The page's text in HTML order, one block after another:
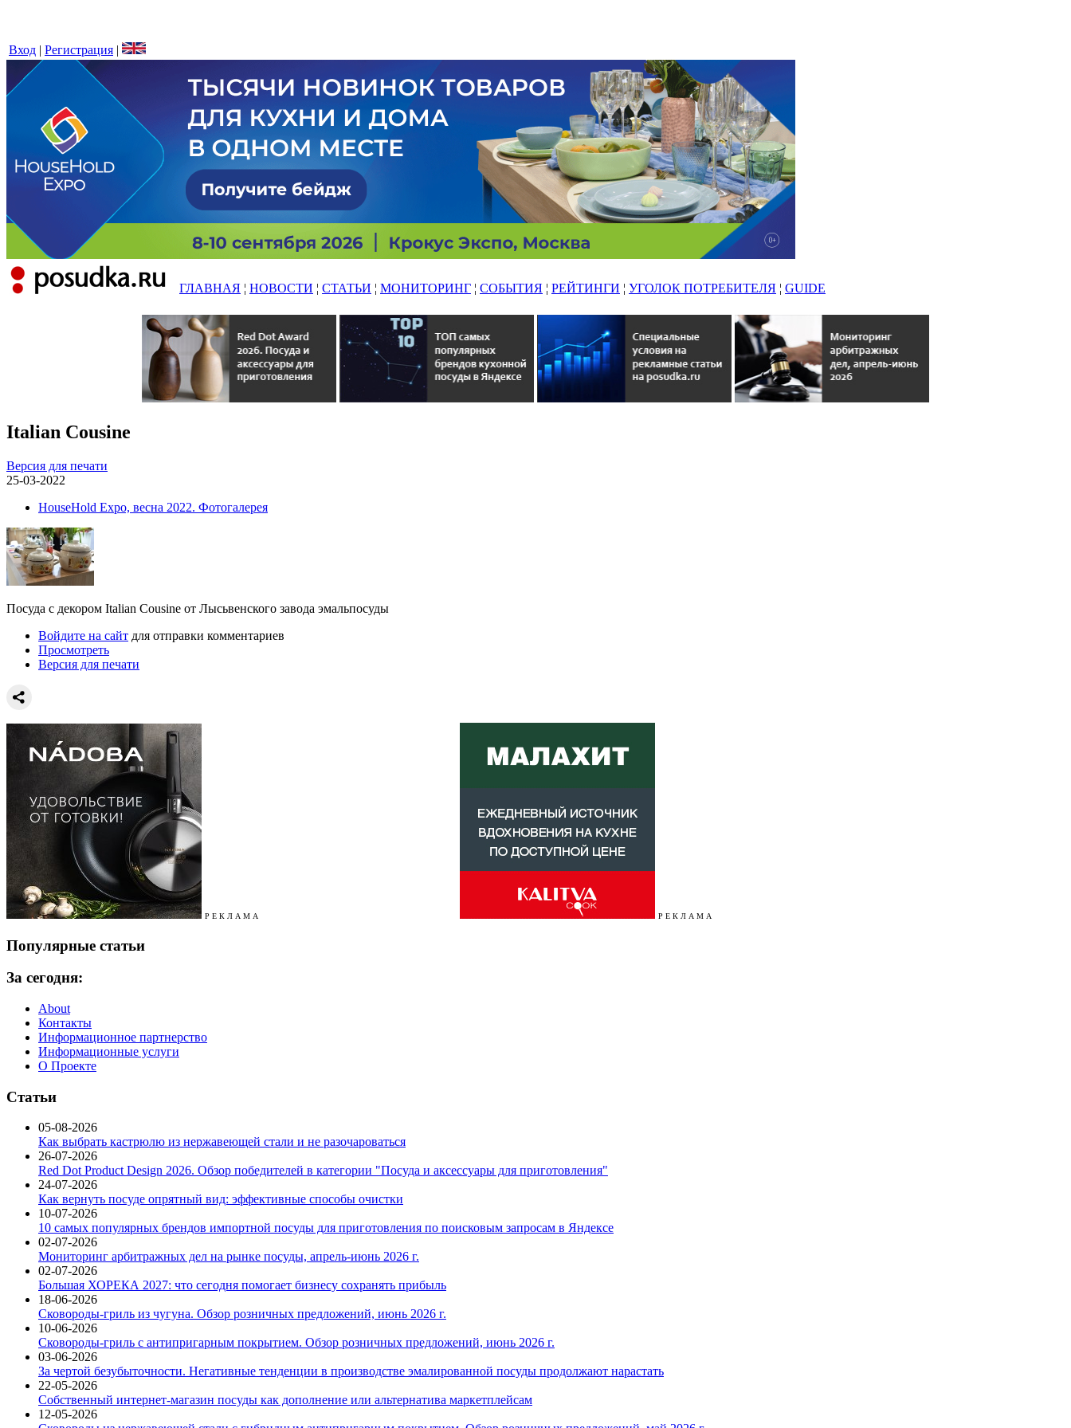
Вход | Регистрация |
ГЛАВНАЯ ¦ НОВОСТИ ¦ СТАТЬИ ¦ МОНИТОРИНГ ¦ СОБЫТИЯ ¦ РЕЙТИНГИ ¦ УГОЛОК ПОТРЕБИТЕЛЯ ¦ GUIDE
Italian Cousine
Версия для печати
25-03-2022
HouseHold Expo, весна 2022. Фотогалерея
Посуда с декором Italian Cousine от Лысьвенского завода эмальпосуды
Войдите на сайт для отправки комментариев
Просмотреть
Версия для печати
Р Е К Л А М А Р Е К Л А М А
Популярные статьи
За сегодня:
About
Контакты
Информационное партнерство
Информационные услуги
О Проекте
Статьи
05-08-2026
Как выбрать кастрюлю из нержавеющей стали и не разочароваться
26-07-2026
Red Dot Product Design 2026. Обзор победителей в категории "Посуда и аксессуары для приготовления"
24-07-2026
Как вернуть посуде опрятный вид: эффективные способы очистки
10-07-2026
10 самых популярных брендов импортной посуды для приготовления по поисковым запросам в Яндексе
02-07-2026
Мониторинг арбитражных дел на рынке посуды, апрель-июнь 2026 г.
02-07-2026
Большая ХОРЕКА 2027: что сегодня помогает бизнесу сохранять прибыль
18-06-2026
Сковороды-гриль из чугуна. Обзор розничных предложений, июнь 2026 г.
10-06-2026
Сковороды-гриль с антипригарным покрытием. Обзор розничных предложений, июнь 2026 г.
03-06-2026
За чертой безубыточности. Негативные тенденции в производстве эмалированной посуды продолжают нарастать
22-05-2026
Собственный интернет-магазин посуды как дополнение или альтернатива маркетплейсам
12-05-2026